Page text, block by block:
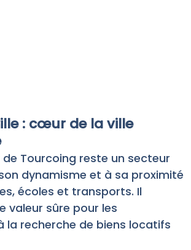
: cœur de la ville
Tourcoing reste un secteur
dynamisme et à sa proximité
écoles et transports. Il
valeur sûre pour les
la recherche de biens locatifs